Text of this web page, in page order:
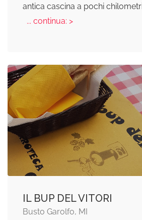
antica cascina a pochi
... continua: >
IL BUP DEL VITORI
Busto Garolfo, MI